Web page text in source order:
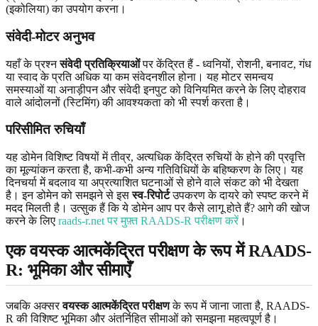
(इकोलिया) का उपयोग करना।
संवेदी-मोटर अनुभव
यहाँ के प्रश्नसंवेदी प्रतिक्रियाओंपर केंद्रित हैं - ध्वनियों, रोशनी, बनावट, गंध
या स्वाद के प्रति अधिक या कम संवेदनशील होना। यह मोटर समन्वय
समस्याओं या अनाड़ीपन और संवेदी इनपुट को विनियमित करने के लिए दोहराव
वाले आंदोलनों (स्टिमिंग) की आवश्यकता को भी स्पर्श करता है।
परिसीमित रुचियाँ
यह डोमेन विशिष्ट विषयों में तीव्र, अत्यधिक केंद्रित रुचियों के होने की प्रवृत्ति
का मूल्यांकन करता है, कभी-कभी अन्य गतिविधियों के बहिष्करण के लिए। यह
दिनचर्या में बदलाव या अप्रत्याशित घटनाओं से होने वाले संकट को भी देखता
है। इन डोमेन को समझने से इसस्व-रिपोर्टउपकरण के दायरे को स्पष्ट करने में
मदद मिलती है। उत्सुक हैं कि ये डोमेन आप पर कैसे लागू होते हैं? आगे की खोज
करने के लिए raads-r.net पर मुफ़्त RAADS-R परीक्षण करें ।
एक वयस्क आत्मकेंद्रित परीक्षण के रूप में RAADS-
R: भूमिका और सीमाएँ
जबकि अक्सरवयस्क आत्मकेंद्रित परीक्षणके रूप में जाना जाता है, RAADS-
R की विशिष्ट भूमिका और अंतर्निहित सीमाओं को समझना महत्वपूर्ण है।